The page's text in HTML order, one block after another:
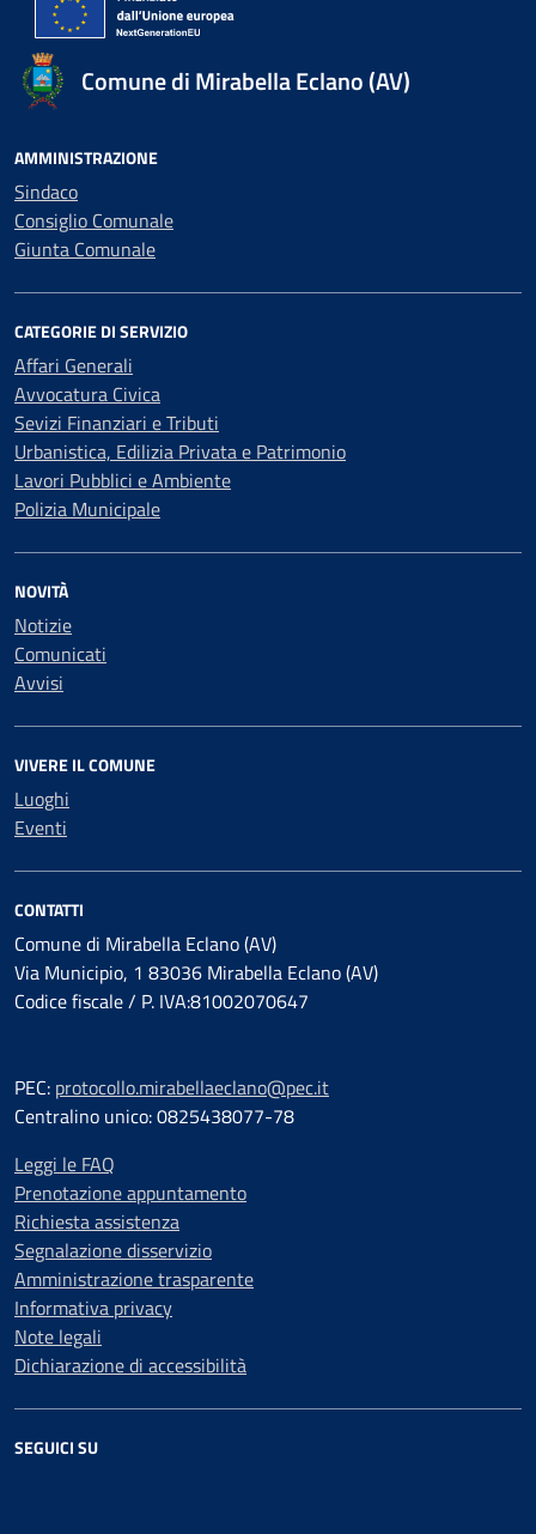
Comune di Mirabella Eclano (AV)
AMMINISTRAZIONE
Sindaco
Consiglio Comunale
Giunta Comunale
CATEGORIE DI SERVIZIO
Affari Generali
Avvocatura Civica
Sevizi Finanziari e Tributi
Urbanistica, Edilizia Privata e Patrimonio
Lavori Pubblici e Ambiente
Polizia Municipale
NOVITÀ
Notizie
Comunicati
Avvisi
VIVERE IL COMUNE
Luoghi
Eventi
CONTATTI
Comune di Mirabella Eclano (AV)
Via Municipio, 1 83036 Mirabella Eclano (AV)
Codice fiscale / P. IVA:81002070647
PEC: protocollo.mirabellaeclano@pec.it
Centralino unico: 0825438077-78
Leggi le FAQ
Prenotazione appuntamento
Richiesta assistenza
Segnalazione disservizio
Amministrazione trasparente
Informativa privacy
Note legali
Dichiarazione di accessibilità
SEGUICI SU